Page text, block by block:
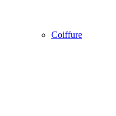
Coiffure